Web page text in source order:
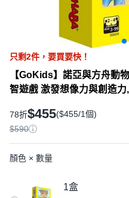
只剩2件， 要買要快！
【GoKids】諾亞與方舟動
智遊戲 激發想像力與創造力
78折$455($455/1個)
$590
顏色 × 數量
1盒